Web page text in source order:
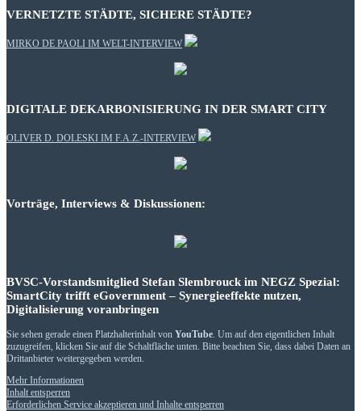
VERNETZTE STÄDTE, SICHERE STÄDTE?
MIRKO DE PAOLI IM WELT-INTERVIEW
DIGITALE DEKARBONISIERUNG IN DER SMART CITY
OLIVER D. DOLESKI IM F.A.Z.-INTERVIEW
Vorträge, Interviews & Diskussionen:
BVSC-Vorstandsmitglied Stefan Slembrouck im NEGZ Spezial:
SmartCity trifft eGovernment – Synergieeffekte nutzen,
Digitalisierung voranbringen
Sie sehen gerade einen Platzhalterinhalt von YouTube . Um auf den eigentlichen Inhalt
zuzugreifen, klicken Sie auf die Schaltfläche unten. Bitte beachten Sie, dass dabei Daten an
Drittanbieter weitergegeben werden.
Mehr Informationen
Inhalt entsperren
Erforderlichen Service akzeptieren und Inhalte entsperren